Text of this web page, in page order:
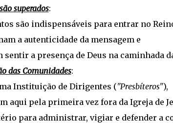
superados:
são indispensáveis para entrar no
a autenticidade da mensagem e
a presença de Deus na caminhada
das Comunidades:
Instituição de Dirigentes ("Presbíteros"),
aqui pela primeira vez fora da Igreja de
para administrar, vigiar e defender a